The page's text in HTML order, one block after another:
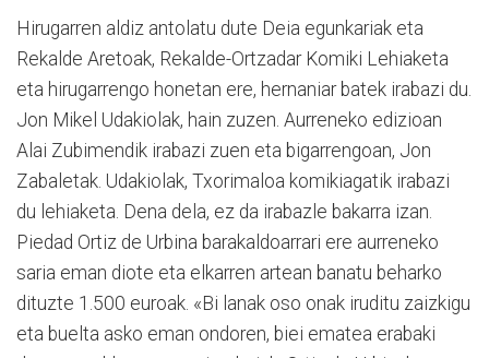
Hirugarren aldiz antolatu dute Deia egunkariak eta
Rekalde Aretoak, Rekalde-Or­tzadar Komiki Lehiaketa
eta hirugarrengo honetan ere, hernaniar batek irabazi du.
Jon Mikel Udakiolak, hain zuzen. Aurreneko edizioan
Alai Zu­bimendik irabazi zu­en eta bigarrengoan, Jon
Zabaletak. Udakiolak, Txorimaloa ko­mi­­kiagatik irabazi
du lehiaketa. Dena dela, ez da irabazle ba­karra izan.
Piedad Ortiz de Urbina barakaldoarrari ere aurreneko
saria eman diote eta elkarren artean banatu beharko
dituzte 1.500 euroak. «Bi la­nak oso onak iruditu zaizkigu
eta buelta asko eman ondoren, biei ematea erabaki